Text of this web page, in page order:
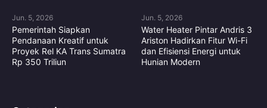
Jun. 5, 2026
Pemerintah Siapkan
Pendanaan Kreatif untuk
Proyek Rel KA Trans Sumatra
Rp 350 Triliun
Jun. 5, 2026
Water Heater Pintar Andris 3
Ariston Hadirkan Fitur Wi-Fi
dan Efisiensi Energi untuk
Hunian Modern